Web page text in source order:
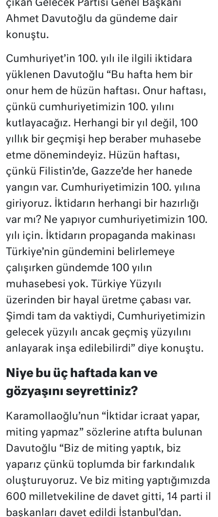
çıkan Gelecek Partisi Genel Başkanı
Ahmet Davutoğlu da gündeme dair
konuştu.
Cumhuriyet’in 100. yılı ile ilgili iktidara
yüklenen Davutoğlu “Bu hafta hem bir
onur hem de hüzün haftası. Onur haftası,
çünkü cumhuriyetimizin 100. yılını
kutlayacağız. Herhangi bir yıl değil, 100
yıllık bir geçmişi hep beraber muhasebe
etme dönemindeyiz. Hüzün haftası,
çünkü Filistin’de, Gazze’de her hanede
yangın var. Cumhuriyetimizin 100. yılına
giriyoruz. İktidarın herhangi bir hazırlığı
var mı? Ne yapıyor cumhuriyetimizin 100.
yılı için. İktidarın propaganda makinası
Türkiye’nin gündemini belirlemeye
çalışırken gündemde 100 yılın
muhasebesi yok. Türkiye Yüzyılı
üzerinden bir hayal üretme çabası var.
Şimdi tam da vaktiydi, Cumhuriyetimizin
gelecek yüzyılı ancak geçmiş yüzyılını
anlayarak inşa edilebilirdi” diye konuştu.
Niye bu üç haftada kan ve
gözyaşını seyrettiniz?
Karamollaoğlu’nun “İktidar icraat yapar,
miting yapmaz” sözlerine atıfta bulunan
Davutoğlu “Biz de miting yaptık, biz
yaparız çünkü toplumda bir farkındalık
oluşturuyoruz. Ve biz miting yaptığımızda
600 milletvekiline de davet gitti, 14 parti il
başkanları davet edildi İstanbul’dan.